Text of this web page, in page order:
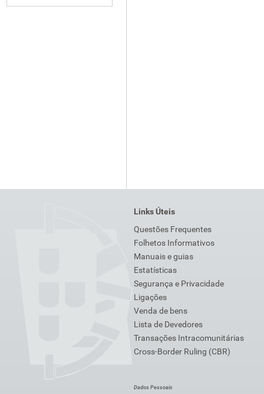
Links Úteis
Questões Frequentes
Folhetos Informativos
Manuais e guias
Estatísticas
Segurança e Privacidade
Ligações
Venda de bens
Lista de Devedores
Transações Intracomunitárias
Cross-Border Ruling (CBR)
Dados Pessoais